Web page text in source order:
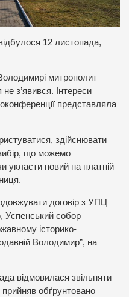
12 листопада,
митрополит
з’явився. Інтереси
представляла
здійснювати
що можемо
укласти новий на платній
договір з УПЦ
Успенський собор
історико-
Володимир”, на
відмовилася звільняти
обґрунтовано